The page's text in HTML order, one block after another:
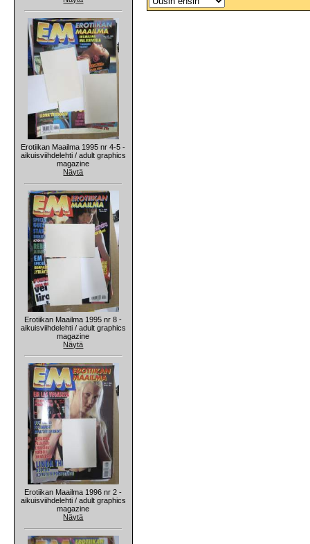
Erotiikan Maailma 1995 nr 4-5 -
aikuisviihdelehti / adult graphics
magazine
Näytä
Erotiikan Maailma 1995 nr 8 -
aikuisviihdelehti / adult graphics
magazine
Näytä
Erotiikan Maailma 1996 nr 2 -
aikuisviihdelehti / adult graphics
magazine
Näytä